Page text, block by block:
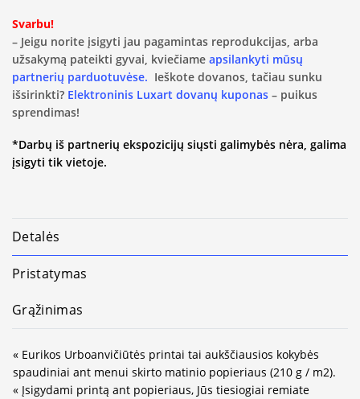
Svarbu!
– Jeigu norite įsigyti jau pagamintas reprodukcijas, arba
užsakymą pateikti gyvai, kviečiame apsilankyti mūsų
partnerių parduotuvėse. Ieškote dovanos, tačiau sunku
išsirinkti? Elektroninis Luxart dovanų kuponas – puikus
sprendimas!
*Darbų iš partnerių ekspozicijų siųsti galimybės nėra, galima
įsigyti tik vietoje.
Detalės
Pristatymas
Grąžinimas
« Eurikos Urboanvičiūtės printai tai aukščiausios kokybės
spaudiniai ant menui skirto matinio popieriaus (210 g / m2).
« Įsigydami printą ant popieriaus, Jūs tiesiogiai remiate